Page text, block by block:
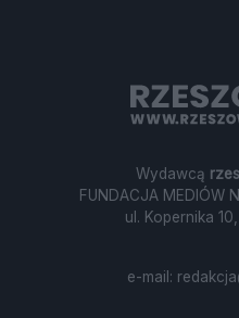
Wydawcą
FUNDACJA MEDIÓW
ul. Kopernika
e-mail: